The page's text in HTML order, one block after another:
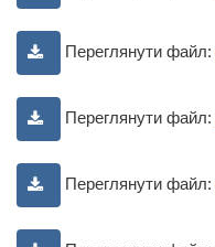
Переглянути файл:
Переглянути файл:
Переглянути файл: